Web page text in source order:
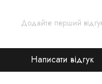
Додайте перший
Написати відгук